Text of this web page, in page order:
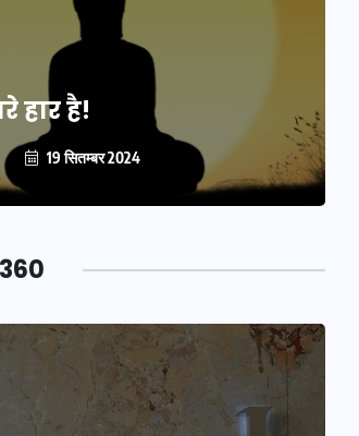
हार है!
19 सितम्बर 2024